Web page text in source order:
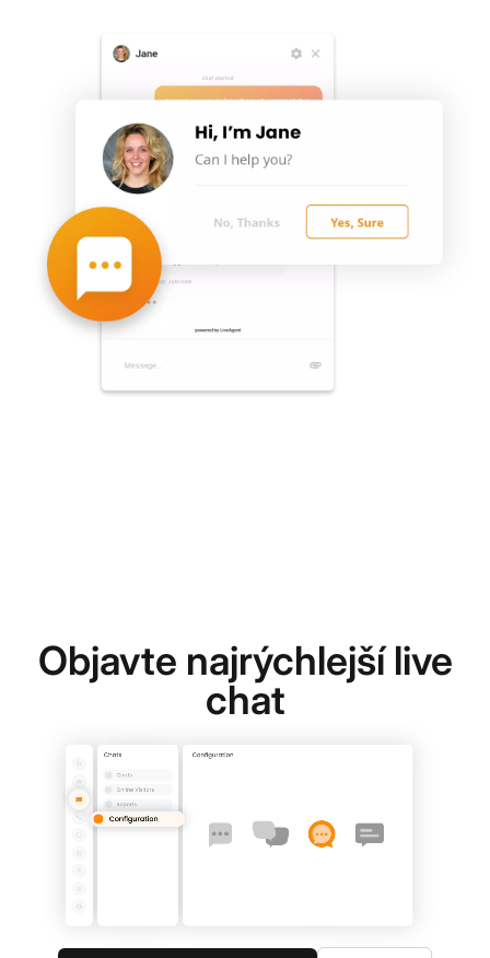
Objavte najrýchlejší live
chat